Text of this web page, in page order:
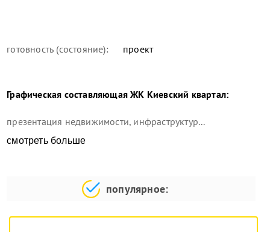
готовность (состояние): проект
Графическая составляющая ЖК Киевский квартал:
презентация недвижимости, инфраструктур...
смотреть больше
популярное: